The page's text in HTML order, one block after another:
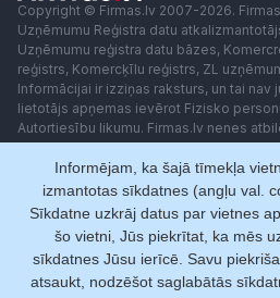
Copyright © Firmas.lv 2007-2026.
Uzņēmumu Reģistra datu
Uzņēmumu reģistra datu bāzes,
reģistrs, Komercķīlu reģistrs, ZL
Informācijai ir izziņas raksturs, un tai nav
lietotājs apņemas ievērot Fizisko
Autortiesību likumu. Firmas.lv nenes
lēmumiem, kas balstīti uz saņemto
izmantot jebkādas automatizētas
piekļuvei sistēmai bez rakstiskas
redaktore: Ingūna Pempere.
Lietošanas noteikumi
Privātuma politika
Informējam, ka šajā tīmekļa
izmantotas sīkdatnes (angļu val.
Sīkdatne uzkrāj datus par vietnes
šo vietni, Jūs piekrītat, ka mēs
sīkdatnes Jūsu ierīcē. Savu
atsaukt, nodzēšot saglabātās